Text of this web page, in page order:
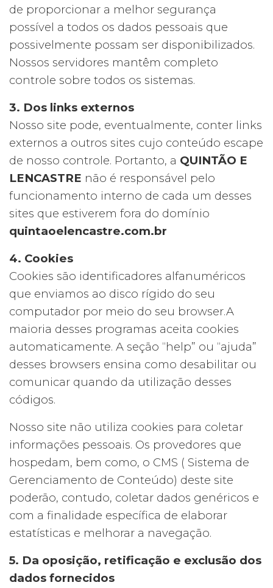
de proporcionar a melhor segurança
possível a todos os dados pessoais que
possivelmente possam ser disponibilizados.
Nossos servidores mantêm completo
controle sobre todos os sistemas.
3. Dos links externos
Nosso site pode, eventualmente, conter links
externos a outros sites cujo conteúdo escape
de nosso controle. Portanto, a QUINTÃO E
LENCASTRE não é responsável pelo
funcionamento interno de cada um desses
sites que estiverem fora do domínio
quintaoelencastre.com.br
4. Cookies
Cookies são identificadores alfanuméricos
que enviamos ao disco rígido do seu
computador por meio do seu browser.A
maioria desses programas aceita cookies
automaticamente. A seção “help” ou “ajuda”
desses browsers ensina como desabilitar ou
comunicar quando da utilização desses
códigos.
Nosso site não utiliza cookies para coletar
informações pessoais. Os provedores que
hospedam, bem como, o CMS ( Sistema de
Gerenciamento de Conteúdo) deste site
poderão, contudo, coletar dados genéricos e
com a finalidade específica de elaborar
estatísticas e melhorar a navegação.
5. Da oposição, retificação e exclusão dos
dados fornecidos